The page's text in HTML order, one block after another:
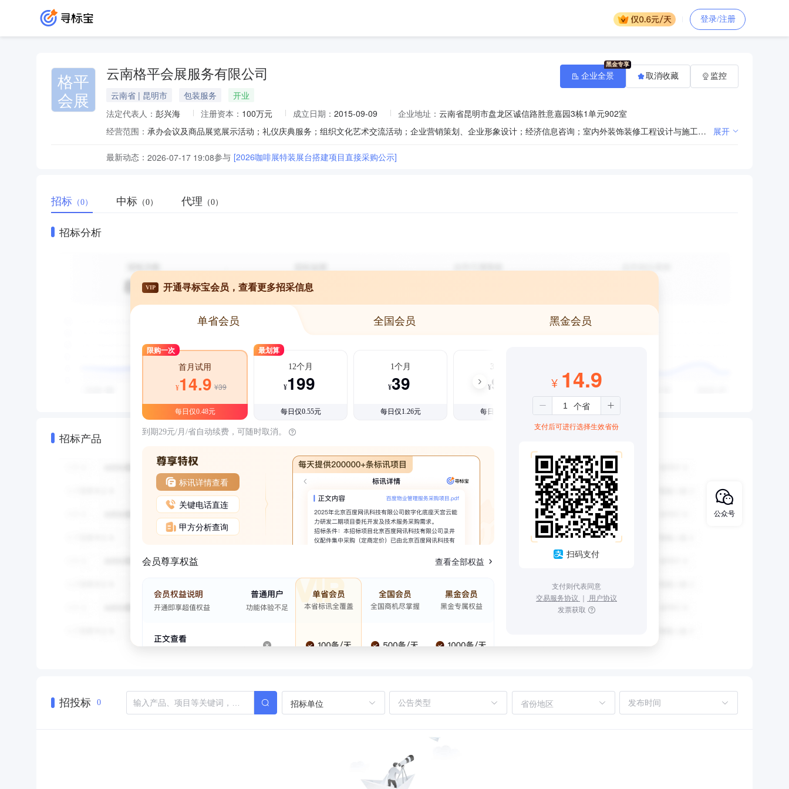
登录/注册
格平
会展
云南格平会展服务有限公司
云南省 | 昆明市 包装服务
开业
法定代表人： 彭兴海 注册资本： 100万元 成立日期： 2015-09-09 企业地址： 云南省昆明市盘龙区诚信路胜意嘉园3栋1单元902室
经营范围：
承办会议及商品展览展示活动；礼仪庆典服务；组织文化艺术交流活动；企业营销策划、企业形象设计；经济信息咨询；室内外装饰装修工程设计与施工；设计、制作、代理、发布国内各类广告；国内贸易、物资供销（1、未经有关部门批准，不得以公开方式募集资金；2、不得公开开展证券类产品和金融衍生品交易活动；3、不得发放贷款；4、不得对所投资企业以外的其他企业提供担保；5、不得向投资者承诺投资本金不受损失或者承诺最低收益）（依法须经批准的项目，经相关部门批准后方可开展经营活动） 展开
最新动态： 2026-07-17 19:08参与 [2026咖啡展特装展台搭建项目直接采购公示]
企业全景 取消收藏 监控
招标 （0） 中标 （0） 代理 （0）
招标分析
招标产品
VIP 开通寻标宝会员，查看更多招采信息
单省会员 全国会员 黑金会员
限购一次
首月试用
¥14.9 ¥39
每日仅0.48元
最划算
12个月
¥199
每日仅0.55元
1个月
¥39
每日仅1.26元
3个月
¥99
每日仅1.08元
到期29元/月/省自动续费，可随时取消。
标讯详情查看
关键电话直连
甲方分析查询
会员尊享权益 查看全部权益
¥ 14.9
支付后可进行选择生效省份
扫码支付
支付则代表同意
交易服务协议 ｜ 用户协议
发票获取
招投标 0 招标单位 省份地区
公众号